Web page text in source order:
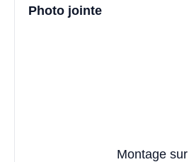
Photo jointe
Montage